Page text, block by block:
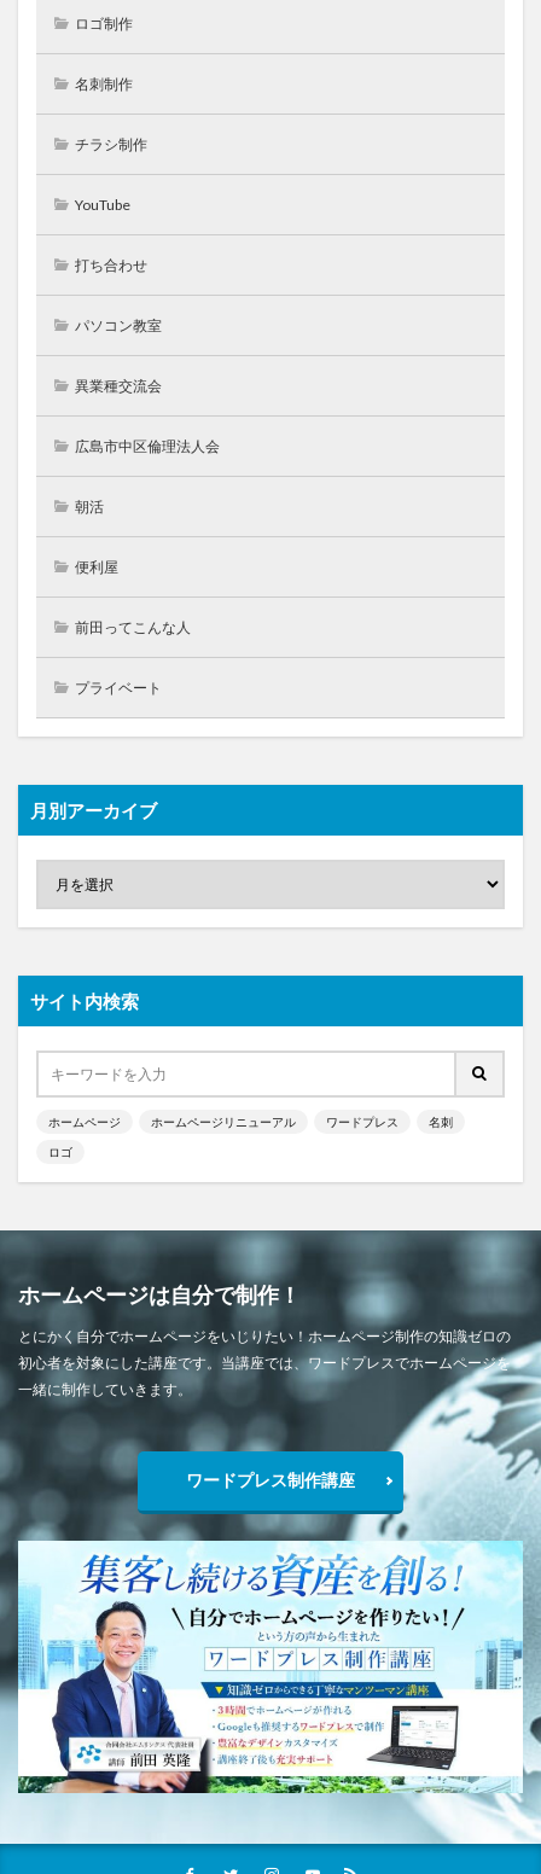
ロゴ制作
名刺制作
チラシ制作
YouTube
打ち合わせ
パソコン教室
異業種交流会
広島市中区倫理法人会
朝活
便利屋
前田ってこんな人
プライベート
月別アーカイブ
サイト内検索
ホームページ ホームページリニューアル ワードプレス 名刺
ロゴ
ホームページは自分で制作！
とにかく自分でホームページをいじりたい！ホームページ制作の知識ゼロの
初心者を対象にした講座です。当講座では、ワードプレスでホームページを
一緒に制作していきます。
ワードプレス制作講座